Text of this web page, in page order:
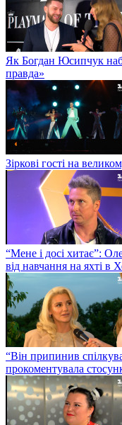
Як Богдан Юсипчук
правда»
Зіркові гості на
“Мене і досі хитає”:
від навчання на яхті в
“Він припинив
прокоментувала